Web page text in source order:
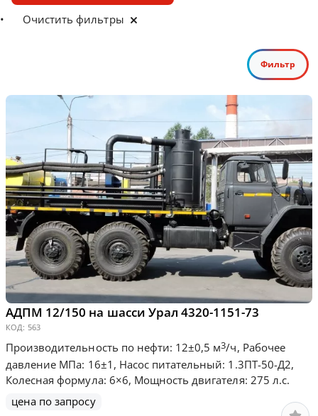
Очистить фильтры
Фильтр
АДПМ 12/150 на шасси Урал 4320-1151-73
КОД: 563
Производительность по нефти: 12±0,5 м3/ч, Рабочее
давление МПа: 16±1, Насос питательный: 1.3ПТ-50-Д2,
Колесная формула: 6×6, Мощность двигателя: 275 л.с.
цена по запросу